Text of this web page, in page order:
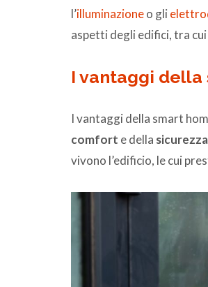
l’illuminazioneo gli
aspetti degli edifici, tra cui
I vantaggi
I vantaggi della smart
comfort e della sicurezza
vivono l’edificio, le cui